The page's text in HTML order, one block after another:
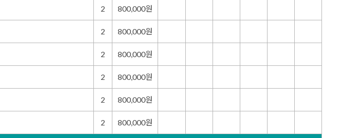
2 800,000원
2 800,000원
2 800,000원
2 800,000원
2 800,000원
2 800,000원